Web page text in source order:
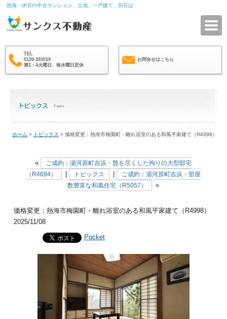
熱海・伊豆の中古マンション、土地、一戸建て、別荘は
TEL
0120-393019
第2・4火曜日、毎水曜日定休
お問合せはこちら
ホーム > トピックス > 価格変更：熱海市梅園町・離れ浴室のある和風平家建て（R4998）
«
ご成約：湯河原町吉浜・贅を尽くした拘りの大型邸宅
（R4694）
トピックス
ご成約：湯河原町吉浜・部屋
数豊富な和風住宅（R5057）
»
価格変更：熱海市梅園町・離れ浴室のある和風平家建て（R4998）
2025/11/08
Pocket